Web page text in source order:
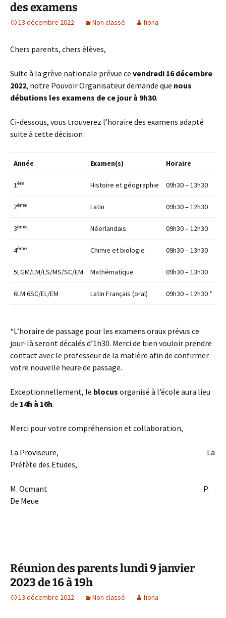
des examens
13 décembre 2022 Non classé fiona
Chers parents, chers élèves,
Suite à la grève nationale prévue ce vendredi 16 décembre
2022, notre Pouvoir Organisateur demande que nous
débutions les examens de ce jour à 9h30.
Ci-dessous, vous trouverez l’horaire des examens adapté
suite à cette décision :
Année Examen(s) Horaire
1ère Histoire et géographie 09h30 – 13h30
2ème Latin 09h30 – 12h30
3ème Néerlandais 09h30 – 12h30
4ème Chimie et biologie 09h30 – 13h30
5LGM/LM/LS/MS/SC/EM Mathématique 09h30 – 13h30
6LM 6SC/EL/EM Latin Français (oral) 09h30 – 12h30 *
*L’horaire de passage pour les examens oraux prévus ce
jour-là seront décalés d’1h30. Merci de bien vouloir prendre
contact avec le professeur de la matière afin de confirmer
votre nouvelle heure de passage.
Exceptionnellement, le blocus organisé à l’école aura lieu
de 14h à 16h.
Merci pour votre compréhension et collaboration,
La Proviseure, La
Préfète des Etudes,
M. Ocmant P.
De Meue
Réunion des parents lundi 9 janvier
2023 de 16 à 19h
13 décembre 2022 Non classé fiona